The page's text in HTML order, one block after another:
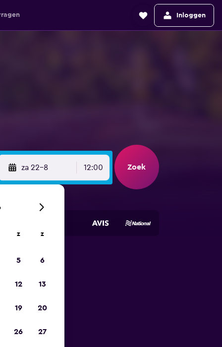
Inloggen
za 22-8 12:00 Zoek
z z
5 6
12 13
19 20
26 27